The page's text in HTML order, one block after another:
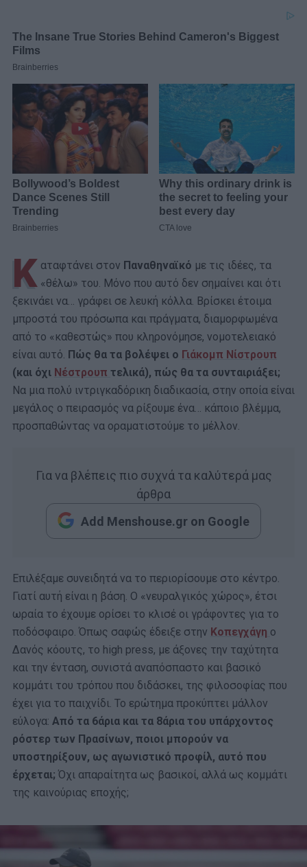
Κ αταφτάνει στον Παναθηναϊκό με τις ιδέες, τα
«θέλω» του. Μόνο που αυτό δεν σημαίνει και ότι
ξεκινάει να… γράφει σε λευκή κόλλα. Βρίσκει έτοιμα
μπροστά του πρόσωπα και πράγματα, διαμορφωμένα
από το «καθεστώς» που κληρονόμησε, νομοτελειακό
είναι αυτό. Πώς θα τα βολέψει ο Γιάκομπ Νίστρουπ
(και όχι Νέστρουπ τελικά), πώς θα τα συνταιριάξει;
Να μια πολύ ιντριγκαδόρικη διαδικασία, στην οποία είναι
μεγάλος ο πειρασμός να ρίξουμε ένα… κάποιο βλέμμα,
προσπαθώντας να οραματιστούμε το μέλλον.
Για να βλέπεις πιο συχνά τα καλύτερά μας
άρθρα
Add Menshouse.gr on Google
Επιλέξαμε συνειδητά να το περιορίσουμε στο κέντρο.
Γιατί αυτή είναι η βάση. Ο «νευραλγικός χώρος», έτσι
ωραία το έχουμε ορίσει το κλισέ οι γράφοντες για το
ποδόσφαιρο. Όπως σαφώς έδειξε στην Κοπεγχάγη ο
Δανός κόουτς, το high press, με άξονες την ταχύτητα
και την ένταση, συνιστά αναπόσπαστο και βασικό
κομμάτι του τρόπου που διδάσκει, της φιλοσοφίας που
έχει για το παιχνίδι. Το ερώτημα προκύπτει μάλλον
εύλογα: Από τα 6άρια και τα 8άρια του υπάρχοντος
ρόστερ των Πρασίνων, ποιοι μπορούν να
υποστηρίξουν, ως αγωνιστικό προφίλ, αυτό που
έρχεται; Όχι απαραίτητα ως βασικοί, αλλά ως κομμάτι
της καινούριας εποχής;